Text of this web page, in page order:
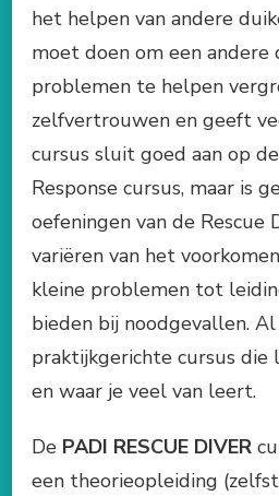
het helpen van andere
moet doen om een
problemen te helpen
zelfvertrouwen en geeft
cursus sluit goed aan op
Response cursus, maar is
oefeningen van de Rescue
variëren van het
kleine problemen tot
bieden bij noodgevallen.
praktijkgerichte cursus die
en waar je veel van leert.
De PADI RESCUE DIVER
een theorieopleiding